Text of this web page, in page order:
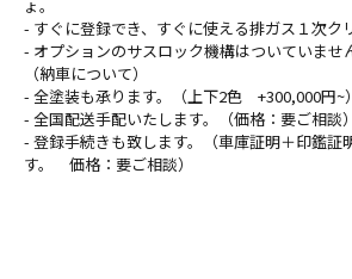
ょ。
- すぐに登録でき、すぐに使える排ガス１次ク
- オプションのサスロック機構はついていませ
（納車について）
- 全塗装も承ります。（上下2色 +300,000円~）
- 全国配送手配いたします。（価格：要ご相談）
- 登録手続きも致します。（車庫証明＋印鑑証
す。 価格：要ご相談）